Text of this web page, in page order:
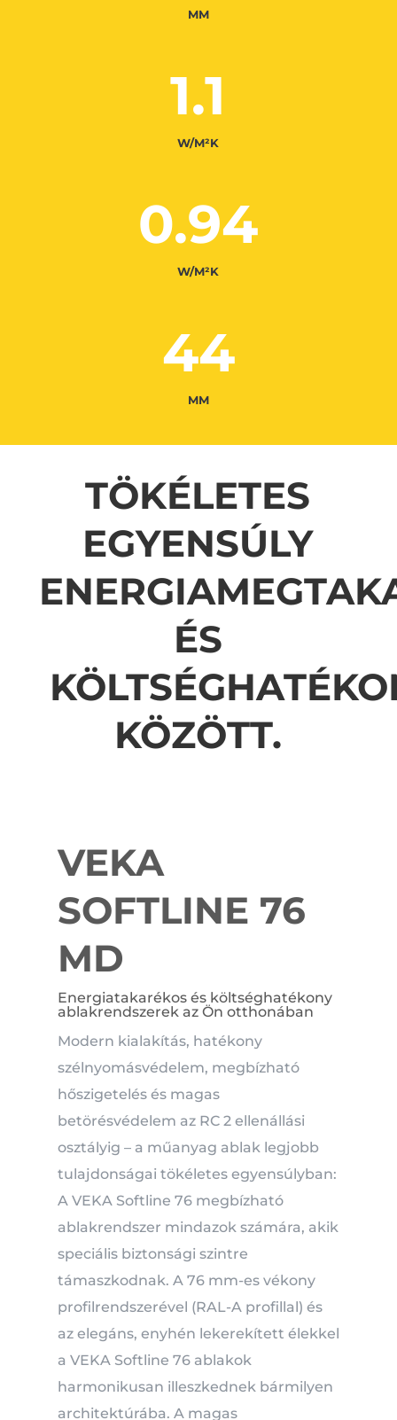
MM
1.1
W/M²K
0.94
W/M²K
44
MM
TÖKÉLETES
EGYENSÚLY
ÉS
KÖZÖTT.
VEKA
SOFTLINE 76
MD
Energiatakarékos és költséghatékony
ablakrendszerek az Ön otthonában
Modern kialakítás, hatékony
szélnyomásvédelem, megbízható
hőszigetelés és magas
betörésvédelem az RC 2 ellenállási
osztályig – a műanyag ablak legjobb
tulajdonságai tökéletes egyensúlyban:
A VEKA Softline 76 megbízható
ablakrendszer mindazok számára, akik
speciális biztonsági szintre
támaszkodnak. A 76 mm-es vékony
profilrendszerével (RAL-A profillal) és
az elegáns, enyhén lekerekített élekkel
a VEKA Softline 76 ablakok
harmonikusan illeszkednek bármilyen
architektúrába. A magas